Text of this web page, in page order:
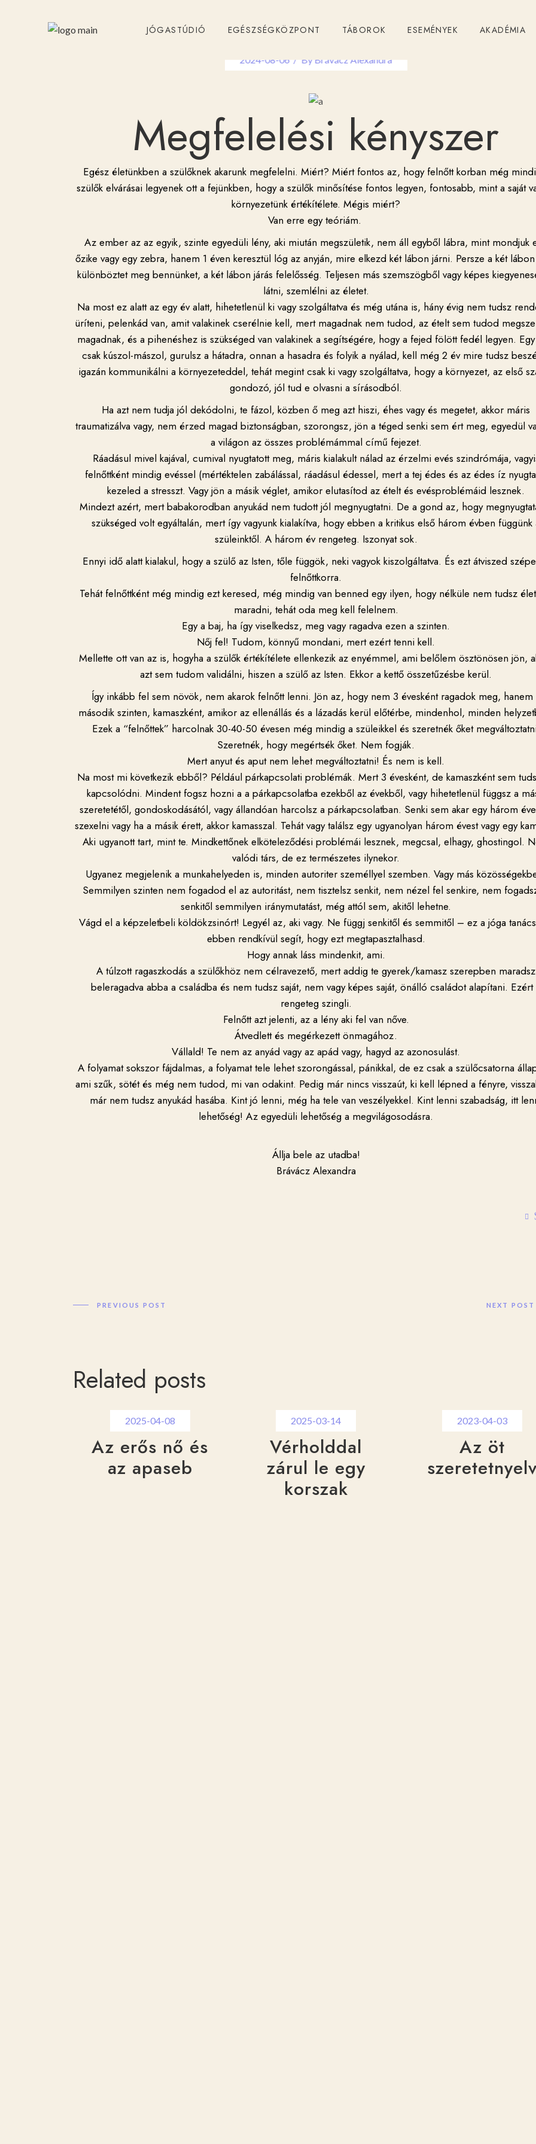
JÓGASTÚDIÓ EGÉSZSÉGKÖZPONT TÁBOROK ESEMÉNYEK AKADÉMIA
2024-08-06 ByBrávácz Alexandra
Megfelelési kényszer
Egész életünkben a szülőknek akarunk megfelelni. Miért? Miért fontos az, hogy felnőtt korban még
szülők elvárásai legyenek ott a fejünkben, hogy a szülők minősítése fontos legyen, fontosabb, mint a saját
környezetünk értékítélete. Mégis miért?
Van erre egy teóriám.
Az ember az az egyik, szinte egyedüli lény, aki miután megszületik, nem áll egyből lábra, mint mondjuk
őzike vagy egy zebra, hanem 1 éven keresztül lóg az anyján, mire elkezd két lábon járni. Persze a két
különböztet meg bennünket, a két lábon járás felelősség. Teljesen más szemszögből vagy képes
látni, szemlélni az életet.
Na most ez alatt az egy év alatt, hihetetlenül ki vagy szolgáltatva és még utána is, hány évig nem tudsz
üríteni, pelenkád van, amit valakinek cserélnie kell, mert magadnak nem tudod, az ételt sem tudod
magadnak, és a pihenéshez is szükséged van valakinek a segítségére, hogy a fejed fölött fedél legyen.
csak kúszol-mászol, gurulsz a hátadra, onnan a hasadra és folyik a nyálad, kell még 2 év mire tudsz
igazán kommunikálni a környezeteddel, tehát megint csak ki vagy szolgáltatva, hogy a környezet, az első
gondozó, jól tud e olvasni a sírásodból.
Ha azt nem tudja jól dekódolni, te fázol, közben ő meg azt hiszi, éhes vagy és megetet, akkor máris
traumatizálva vagy, nem érzed magad biztonságban, szorongsz, jön a téged senki sem ért meg, egyedül
a világon az összes problémámmal című fejezet.
Ráadásul mivel kajával, cumival nyugtatott meg, máris kialakult nálad az érzelmi evés szindrómája,
felnőttként mindig evéssel (mértéktelen zabálással, ráadásul édessel, mert a tej édes és az édes íz
kezeled a stresszt. Vagy jön a másik véglet, amikor elutasítod az ételt és evésproblémáid lesznek.
Mindezt azért, mert babakorodban anyukád nem tudott jól megnyugtatni. De a gond az, hogy
szükséged volt egyáltalán, mert így vagyunk kialakítva, hogy ebben a kritikus első három évben függünk
szüleinktől. A három év rengeteg. Iszonyat sok.
Ennyi idő alatt kialakul, hogy a szülő az Isten, tőle függök, neki vagyok kiszolgáltatva. És ezt átviszed
felnőttkorra.
Tehát felnőttként még mindig ezt keresed, még mindig van benned egy ilyen, hogy nélküle nem tudsz
maradni, tehát oda meg kell felelnem.
Egy a baj, ha így viselkedsz, meg vagy ragadva ezen a szinten.
Nőj fel! Tudom, könnyű mondani, mert ezért tenni kell.
Mellette ott van az is, hogyha a szülők értékítélete ellenkezik az enyémmel, ami belőlem ösztönösen jön,
azt sem tudom validálni, hiszen a szülő az Isten. Ekkor a kettő összetűzésbe kerül.
Így inkább fel sem növök, nem akarok felnőtt lenni. Jön az, hogy nem 3 évesként ragadok meg, hanem
második szinten, kamaszként, amikor az ellenállás és a lázadás kerül előtérbe, mindenhol, minden
Ezek a “felnőttek” harcolnak 30-40-50 évesen még mindig a szüleikkel és szeretnék őket
Szeretnék, hogy megértsék őket. Nem fogják.
Mert anyut és aput nem lehet megváltoztatni! És nem is kell.
Na most mi következik ebből? Például párkapcsolati problémák. Mert 3 évesként, de kamaszként sem
kapcsolódni. Mindent fogsz hozni a a párkapcsolatba ezekből az évekből, vagy hihetetlenül függsz a
szeretetétől, gondoskodásától, vagy állandóan harcolsz a párkapcsolatban. Senki sem akar egy három
szexelni vagy ha a másik érett, akkor kamasszal. Tehát vagy találsz egy ugyanolyan három évest vagy egy
Aki ugyanott tart, mint te. Mindkettőnek elköteleződési problémái lesznek, megcsal, elhagy, ghostingol.
valódi társ, de ez természetes ilynekor.
Ugyanez megjelenik a munkahelyeden is, minden autoriter személlyel szemben. Vagy más
Semmilyen szinten nem fogadod el az autoritást, nem tisztelsz senkit, nem nézel fel senkire, nem
senkitől semmilyen iránymutatást, még attól sem, akitől lehetne.
Vágd el a képzeletbeli köldökzsinórt! Legyél az, aki vagy. Ne függj senkitől és semmitől – ez a jóga
ebben rendkívül segít, hogy ezt megtapasztalhasd.
Hogy annak láss mindenkit, ami.
A túlzott ragaszkodás a szülőkhöz nem célravezető, mert addig te gyerek/kamasz szerepben maradsz
beleragadva abba a családba és nem tudsz saját, nem vagy képes saját, önálló családot alapítani. Ezért
rengeteg szingli.
Felnőtt azt jelenti, az a lény aki fel van nőve.
Átvedlett és megérkezett önmagához.
Vállald! Te nem az anyád vagy az apád vagy, hagyd az azonosulást.
A folyamat sokszor fájdalmas, a folyamat tele lehet szorongással, pánikkal, de ez csak a szülőcsatorna
ami szűk, sötét és még nem tudod, mi van odakint. Pedig már nincs visszaút, ki kell lépned a fényre,
már nem tudsz anyukád hasába. Kint jó lenni, még ha tele van veszélyekkel. Kint lenni szabadság, itt
lehetőség! Az egyedüli lehetőség a megvilágosodásra.
Állja bele az utadba!
Brávácz Alexandra
PREVIOUS POST NEXT POST
Related posts
2025-04-08
Az erős nő és
az apaseb
2025-03-14
Vérholddal
zárul le egy
korszak
2023-04-03
Az öt